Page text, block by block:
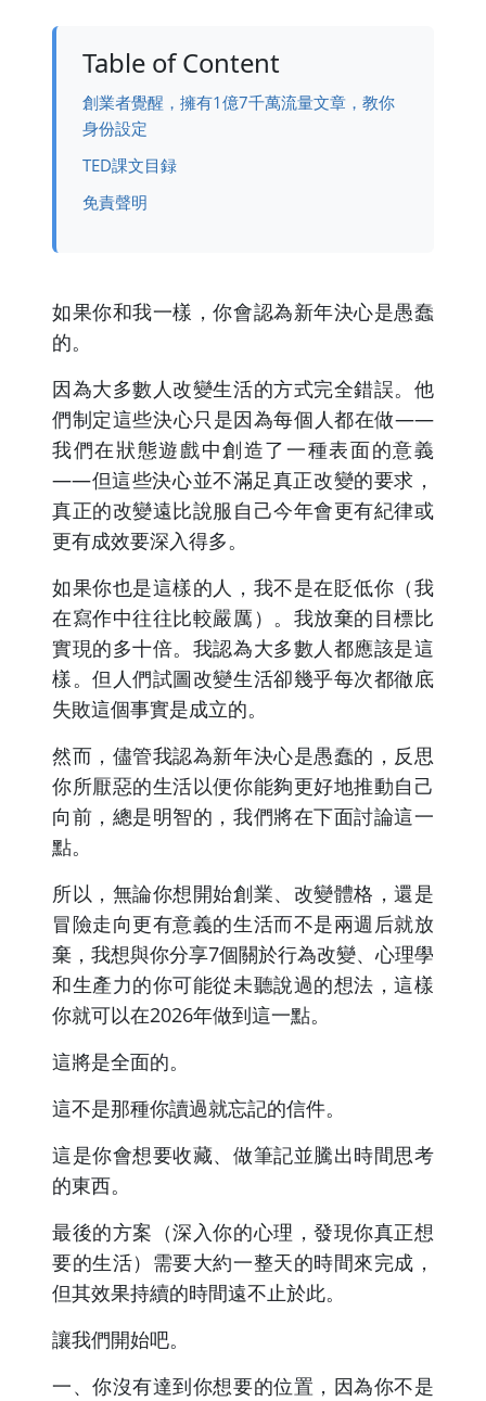
Table of Content
創業者覺醒，擁有1億7千萬流量文章，教你
身份設定
TED課文目録
免責聲明
如果你和我一樣，你會認為新年決心是愚蠢
的。
因為大多數人改變生活的方式完全錯誤。他
們制定這些決心只是因為每個人都在做——
我們在狀態遊戲中創造了一種表面的意義
——但這些決心並不滿足真正改變的要求，
真正的改變遠比說服自己今年會更有紀律或
更有成效要深入得多。
如果你也是這樣的人，我不是在貶低你（我
在寫作中往往比較嚴厲）。我放棄的目標比
實現的多十倍。我認為大多數人都應該是這
樣。但人們試圖改變生活卻幾乎每次都徹底
失敗這個事實是成立的。
然而，儘管我認為新年決心是愚蠢的，反思
你所厭惡的生活以便你能夠更好地推動自己
向前，總是明智的，我們將在下面討論這一
點。
所以，無論你想開始創業、改變體格，還是
冒險走向更有意義的生活而不是兩週后就放
棄，我想與你分享7個關於行為改變、心理學
和生產力的你可能從未聽說過的想法，這樣
你就可以在2026年做到這一點。
這將是全面的。
這不是那種你讀過就忘記的信件。
這是你會想要收藏、做筆記並騰出時間思考
的東西。
最後的方案（深入你的心理，發現你真正想
要的生活）需要大約一整天的時間來完成，
但其效果持續的時間遠不止於此。
讓我們開始吧。
一、你沒有達到你想要的位置，因為你不是